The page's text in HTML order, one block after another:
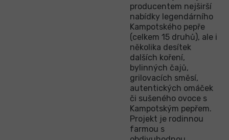
producentem nejširší
nabídky legendárního
Kampotského pepře
(celkem 15 druhů), ale i
několika desítek
dalších koření,
bylinných čajů,
grilovacích směsí,
autentických omáček
či sušeného ovoce s
Kampotským pepřem.
Projekt je rodinnou
farmou s